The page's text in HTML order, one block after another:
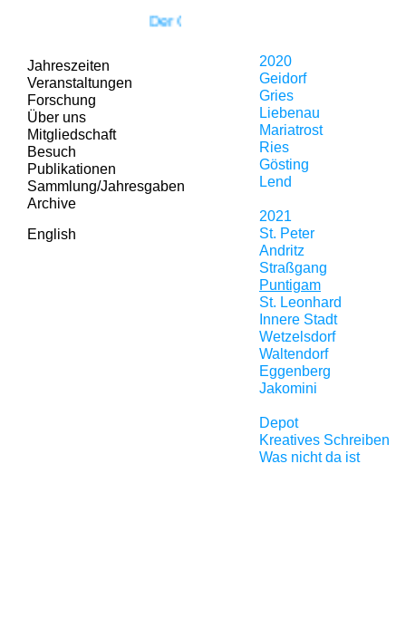
Der Grazer Kunstverein zieht um!
Jahreszeiten
Veranstaltungen
Forschung
Über uns
Mitgliedschaft
Besuch
Publikationen
Sammlung/Jahresgaben
Archive
English
2020
Geidorf
Gries
Liebenau
Mariatrost
Ries
Gösting
Lend
2021
St. Peter
Andritz
Straßgang
Puntigam
St. Leonhard
Innere Stadt
Wetzelsdorf
Waltendorf
Eggenberg
Jakomini
Depot
Kreatives Schreiben
Was nicht da ist